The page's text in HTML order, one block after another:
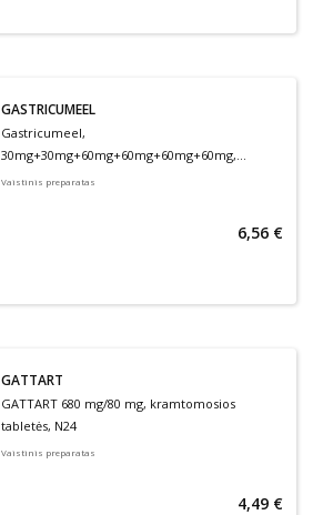
GASTRICUMEEL
Gastricumeel,
30mg+30mg+60mg+60mg+60mg+60mg,
Tabletės, N50
Vaistinis preparatas
6,56 €
GATTART
GATTART 680 mg/80 mg, kramtomosios
tabletės, N24
Vaistinis preparatas
4,49 €